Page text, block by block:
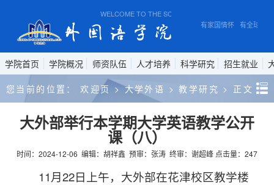
WELCOME TO THE SCHOOL OF FOREIGN STUDIES,
有家国情怀 有全球视
学院首页 学院概况 师资队伍 人才培养 科学研究 招生就业
您当前的位置： 欢迎页 > 大学外语 > 教学研究 > 正文
大外部举行本学期大学英语教学公开
课（八）
时间：2024-12-06 编辑：胡祥鑫 预审：张涛 终审：谢超峰 点击量： 247
11月22日上午，大外部在花津校区教学楼